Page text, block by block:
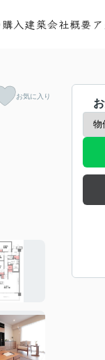
入建築会社概要
お気に入り